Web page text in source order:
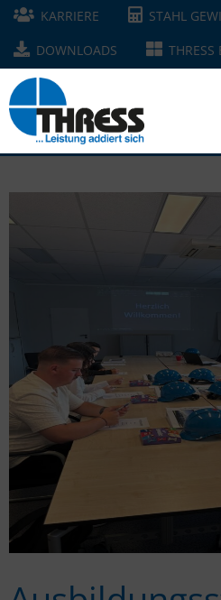
KARRIERE
STAHL
DOWNLOADS
THRESS